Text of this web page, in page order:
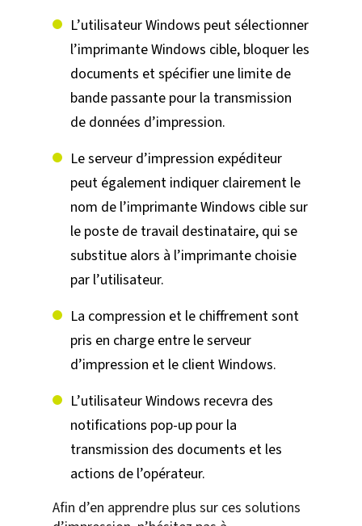
L’utilisateur Windows peut sélectionner
l’imprimante Windows cible, bloquer les
documents et spécifier une limite de
bande passante pour la transmission
de données d’impression.
Le serveur d’impression expéditeur
peut également indiquer clairement le
nom de l’imprimante Windows cible sur
le poste de travail destinataire, qui se
substitue alors à l’imprimante choisie
par l’utilisateur.
La compression et le chiffrement sont
pris en charge entre le serveur
d’impression et le client Windows.
L’utilisateur Windows recevra des
notifications pop-up pour la
transmission des documents et les
actions de l’opérateur.
Afin d’en apprendre plus sur ces solutions